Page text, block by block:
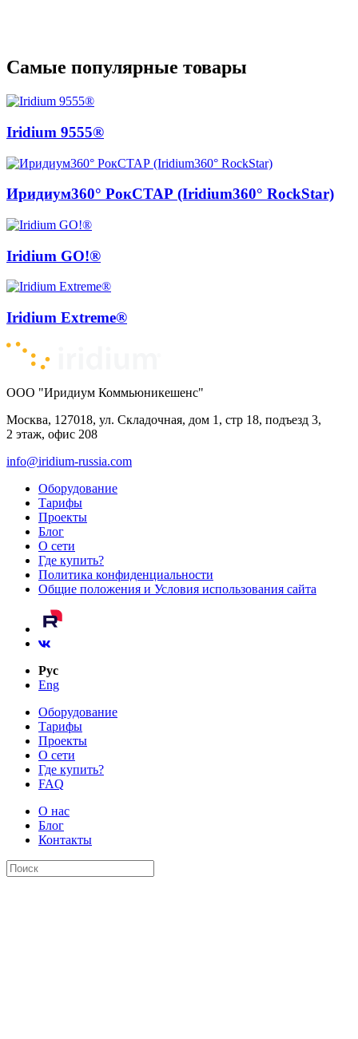
Самые популярные товары
Iridium 9555®
Иридиум360° РокСТАР (Iridium360° RockStar)
Iridium GO!®
Iridium Extreme®
ООО "Иридиум Коммьюникешенс"
Москва, 127018, ул. Складочная, дом 1, стр 18, подъезд 3,
2 этаж, офис 208
info@iridium-russia.com
Оборудование
Тарифы
Проекты
Блог
О сети
Где купить?
Политика конфиденциальности
Общие положения и Условия использования сайта
Рус
Eng
Оборудование
Тарифы
Проекты
О сети
Где купить?
FAQ
О нас
Блог
Контакты